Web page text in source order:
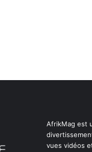
AfrikMag est
vues vidéos